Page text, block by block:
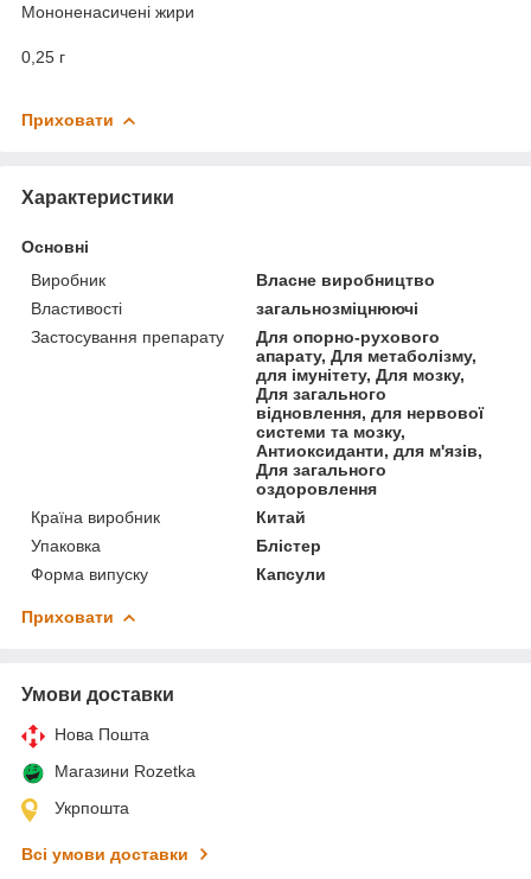
Мононенасичені жири
0,25 г
Приховати
Характеристики
Основні
Виробник
Власне виробництво
Властивості
загальнозміцнюючі
Застосування препарату
Для опорно-рухового
апарату, Для метаболізму,
для імунітету, Для мозку,
Для загального
відновлення, для нервової
системи та мозку,
Антиоксиданти, для м'язів,
Для загального
оздоровлення
Країна виробник
Китай
Упаковка
Блістер
Форма випуску
Капсули
Приховати
Умови доставки
Нова Пошта
Магазини Rozetka
Укрпошта
Всі умови доставки